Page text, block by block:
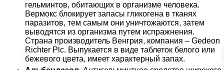
гельминтов, обитающих в организме человека.
Вермокс блокирует запасы гликогена в тканях
паразитов, тем самым они уничтожаются, затем
выводятся из организма путем испpaжнeния.
Страна производитель Венгрия, компания – Gedeon
Richter Plc. Выпукается в виде таблеток белого или
бежевого цвета, имеет хаpaктерный запах.